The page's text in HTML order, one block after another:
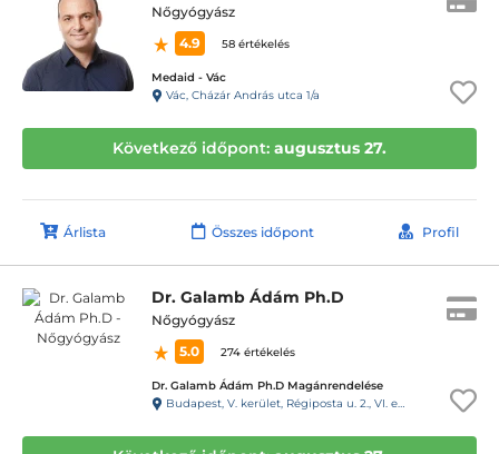
Nőgyógyász
4.9
58 értékelés
Medaid - Vác
Vác, Cházár András utca 1/a
Következő időpont: augusztus 27.
Árlista Összes időpont Profil
Dr. Galamb Ádám Ph.D
Nőgyógyász
5.0
274 értékelés
Dr. Galamb Ádám Ph.D Magánrendelése
Budapest, V. kerület, Régiposta u. 2., VI. emelet, 59. ajtó, 61-es kapucsengő